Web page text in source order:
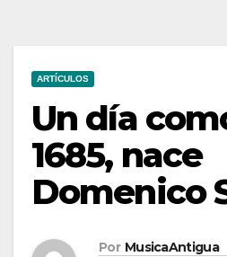
ARTÍCULOS
Un día
1685, nace
Domenico
Por MusicaAntigua